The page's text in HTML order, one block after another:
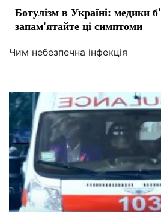
Ботулізм в Україні: медики
запам'ятайте ці симптоми
Чим небезпечна інфекція